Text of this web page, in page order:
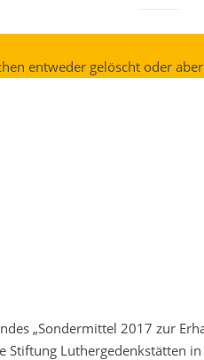
entweder gelöscht oder
„Sondermittel 2017 zur
Stiftung Luthergedenkstätten